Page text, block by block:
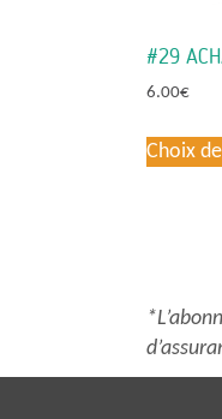
#29
6.00€
Choix